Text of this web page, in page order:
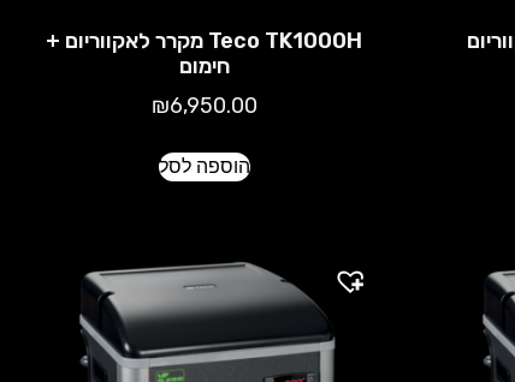
Teco TK1000H מקרר לאקווריום +
חימום
₪6,950.00
הוספה לסל